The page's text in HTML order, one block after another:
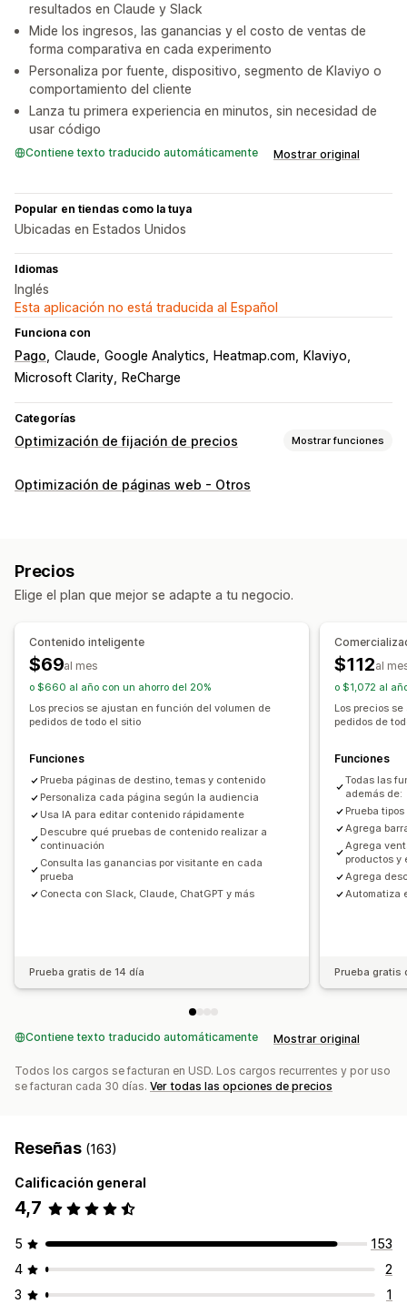
resultados en Claude y Slack
Mide los ingresos, las ganancias y el costo de ventas de
forma comparativa en cada experimento
Personaliza por fuente, dispositivo, segmento de Klaviyo o
comportamiento del cliente
Lanza tu primera experiencia en minutos, sin necesidad de
usar código
Contiene texto traducido automáticamente Mostrar original
Popular en tiendas como la tuya
Ubicadas en Estados Unidos
Idiomas
Inglés
Esta aplicación no está traducida al Español
Funciona con
Pago Claude Google Analytics Heatmap.com
Klaviyo
Microsoft Clarity
ReCharge
Categorías
Optimización de fijación de precios Mostrar funciones
Gestión de precios
Liquidaciones inmediatas
Pruebas A/B Análisis de tendencias
Paneles de control
Optimización de páginas web - Otros
Precios
Elige el plan que mejor se adapte a tu negocio.
Contenido inteligente
$69al mes
o $660 al año con un ahorro del 20%
Los precios se ajustan en función del volumen de
pedidos de todo el sitio
Funciones
Prueba páginas de destino, temas y contenido
Personaliza cada página según la audiencia
Usa IA para editar contenido rápidamente
Descubre qué pruebas de contenido realizar a
continuación
Consulta las ganancias por visitante en cada
prueba
Conecta con Slack, Claude, ChatGPT y más
Prueba gratis de 14 día
$112al
o $1,072 al
Los precios
pedidos de
Funciones
Todas las
además de:
Prueba
Agrega
Agrega
productos y
Agrega
Automatiza
Prueba gratis
Contiene texto traducido automáticamente Mostrar original
Todos los cargos se facturan en USD. Los cargos recurrentes y por uso
se facturan cada 30 días. Ver todas las opciones de precios
Reseñas (163)
Calificación general
4,7
5
153
4
2
3
1